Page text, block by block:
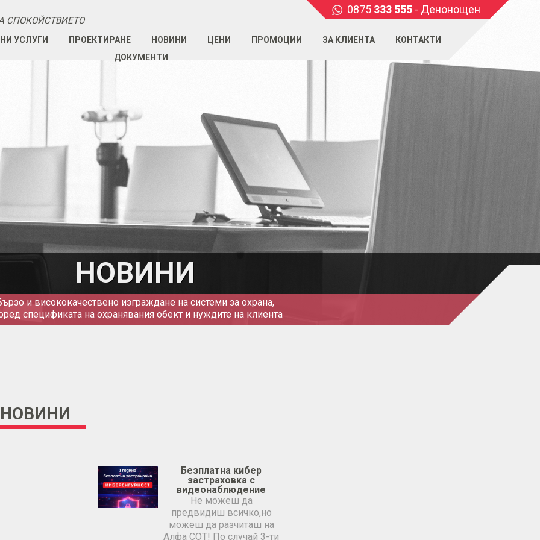
СПОКОЙСТВИЕТО
0875 333 555 - Денонощен
УСЛУГИ ПРОЕКТИРАНЕ НОВИНИ ЦЕНИ ПРОМОЦИИ ЗА КЛИЕНТА
КОНТАКТИ
ДОКУМЕНТИ
НОВИНИ
и висококачествено изграждане на системи за охрана,
спецификата на охранявания обект и нуждите на клиента
НОВИНИ
Безплатна кибер
застраховка с
видеонаблюдение
Не можеш да
предвидиш всичко,но
можеш да разчиташ на
Алфа СОТ! По случай 3-ти